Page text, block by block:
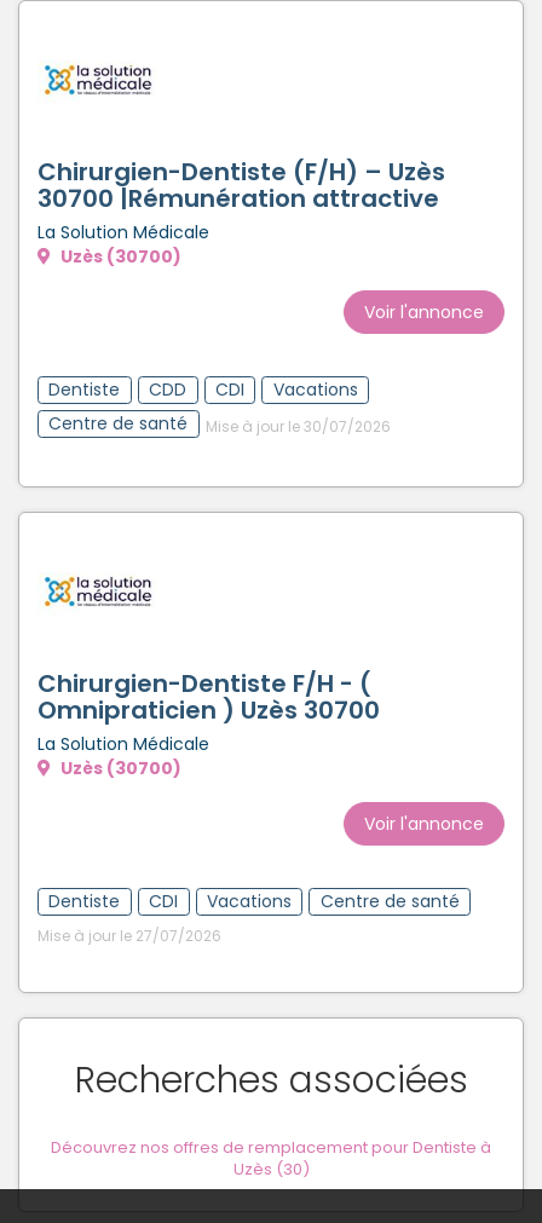
Chirurgien-Dentiste (F/H) – Uzès
30700 |Rémunération attractive
La Solution Médicale
Uzès (30700)
Voir l'annonce
Dentiste CDD CDI
Vacations
Centre de santé
Mise à jour le 30/07/2026
Chirurgien-Dentiste F/H - (
Omnipraticien ) Uzès 30700
La Solution Médicale
Uzès (30700)
Voir l'annonce
Dentiste CDI Vacations Centre de santé
Mise à jour le 27/07/2026
Recherches associées
Découvrez nos offres de remplacement pour Dentiste à
Uzès (30)